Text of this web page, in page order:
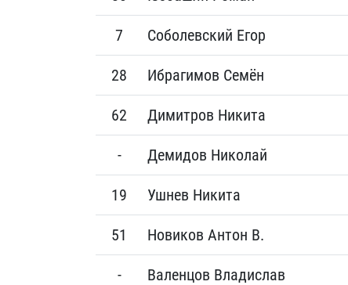
7 Соболевский Егор
28 Ибрагимов Семён
62 Димитров Никита
- Демидов Николай
19 Ушнев Никита
51 Новиков Антон В.
- Валенцов Владислав